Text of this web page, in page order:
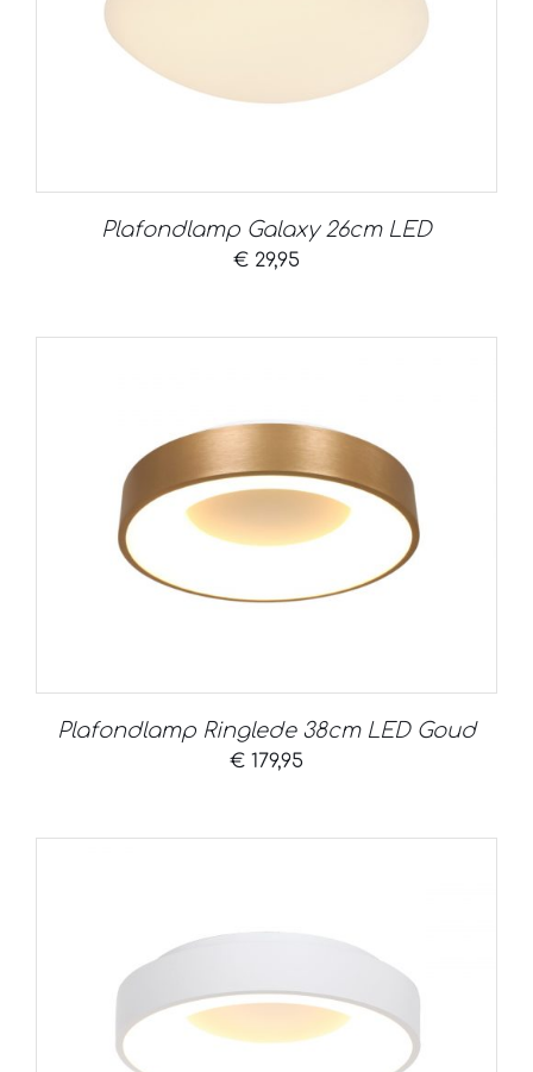
Plafondlamp Galaxy 26cm LED
€ 29,95
Plafondlamp Ringlede 38cm LED Goud
€ 179,95